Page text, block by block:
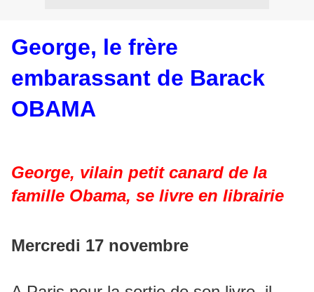
George, le frère
embarassant de Barack
OBAMA
George, vilain petit canard de la
famille Obama, se livre en librairie
Mercredi 17 novembre